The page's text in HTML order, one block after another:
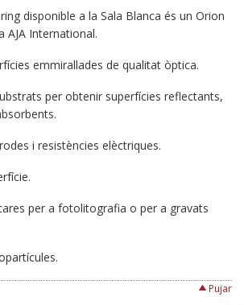
disponible a la Sala Blanca és un Orion
AJA International.
emmirallades de qualitat òptica.
per obtenir superfícies reflectants,
i resistències elèctriques.
per a fotolitografia o per a gravats
Pujar